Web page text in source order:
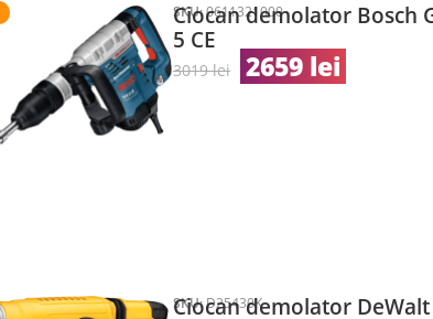
SKU:0611321000
Ciocan demolator Bosch
5 CE
3019lei 2659 lei
SKU:D25430K
Ciocan demolator DeWalt